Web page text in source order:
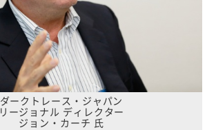
ダークトレース・ジャパン
リージョナル ディレクター
ジョン・カーチ 氏